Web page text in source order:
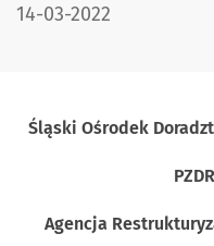
DATA PUBLIKACJI:
14-03-2022
Śląski Ośrodek
Agencja